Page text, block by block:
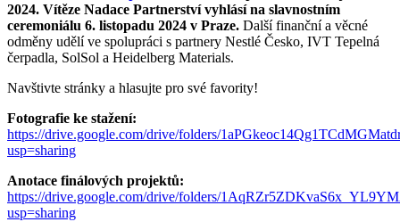
2024. Vítěze Nadace Partnerství vyhlásí na slavnostním
ceremoniálu 6. listopadu 2024 v Praze. Další finanční a věcné
odměny udělí ve spolupráci s partnery Nestlé Česko, IVT Tepelná
čerpadla, SolSol a Heidelberg Materials.
Navštivte stránky a hlasujte pro své favority!
Fotografie ke stažení:
https://drive.google.com/drive/folders/
usp=sharing
Anotace finálových projektů:
https://drive.google.com/drive/folders/
usp=sharing